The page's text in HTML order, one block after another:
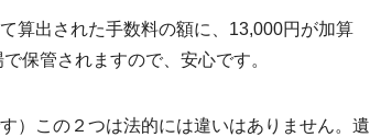
算出された手数料の額に、13,000円が加算
保管されますので、安心です。
）この２つは法的には違いはありません。遺